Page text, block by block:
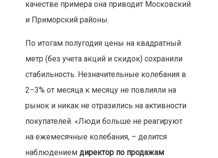
качестве примера она приводит Московский
и Приморский районы.
По итогам полугодия цены на квадратный
метр (без учета акций и скидок) сохранили
стабильность. Незначительные колебания в
2–3% от месяца к месяцу не повлияли на
рынок и никак не отразились на активности
покупателей. «Люди больше не реагируют
на ежемесячные колебания, – делится
наблюдением директор по продажам